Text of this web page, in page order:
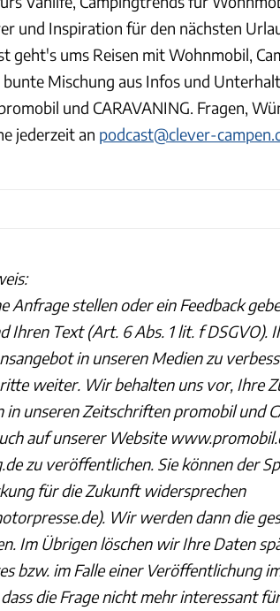
und Inspiration für den nächsten
geht's ums Reisen mit Wohnmobil,
Mischung aus Infos und
und CARAVANING. Fragen,
jederzeit an podcast@clever-
Anfrage stellen oder ein Feedback
Ihren Text (Art. 6 Abs. 1 lit. f DSGVO).
in unseren Medien zu
weiter. Wir behalten uns vor, Ihre
in unseren Zeitschriften promobil und
auf unserer Website
zu veröffentlichen. Sie können der
für die Zukunft widersprechen
Wir werden dann die
Im Übrigen löschen wir Ihre Daten
bzw. im Falle einer Veröffentlichung
die Frage nicht mehr interessant